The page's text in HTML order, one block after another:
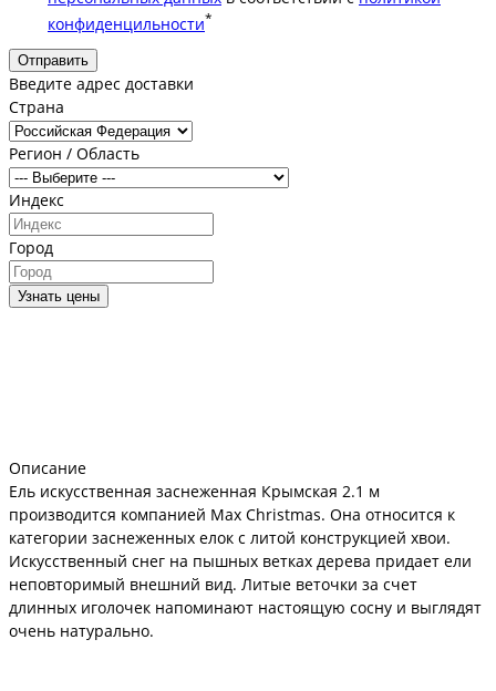
конфиденцильности*
Отправить
Введите адрес доставки
Страна
Регион / Область
Индекс
Город
Узнать цены
Описание
Ель искусственная заснеженная Крымская 2.1 м
производится компанией Max Christmas. Она относится к
категории заснеженных елок с литой конструкцией хвои.
Искусственный снег на пышных ветках дерева придает ели
неповторимый внешний вид. Литые веточки за счет
длинных иголочек напоминают настоящую сосну и выглядят
очень натурально.